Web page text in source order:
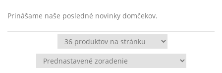
Prinášame naše posledné novinky domčekov.